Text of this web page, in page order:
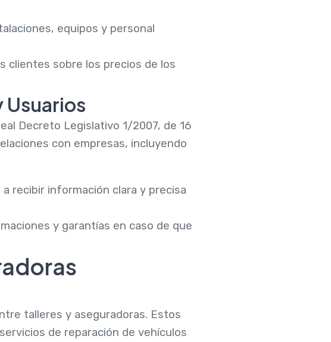
equipos y personal
clientes sobre los precios de los
Usuarios
Decreto Legislativo 1/2007, de 16
con empresas, incluyendo
recibir información clara y precisa
y garantías en caso de que
talleres y aseguradoras. Estos
de reparación de vehículos